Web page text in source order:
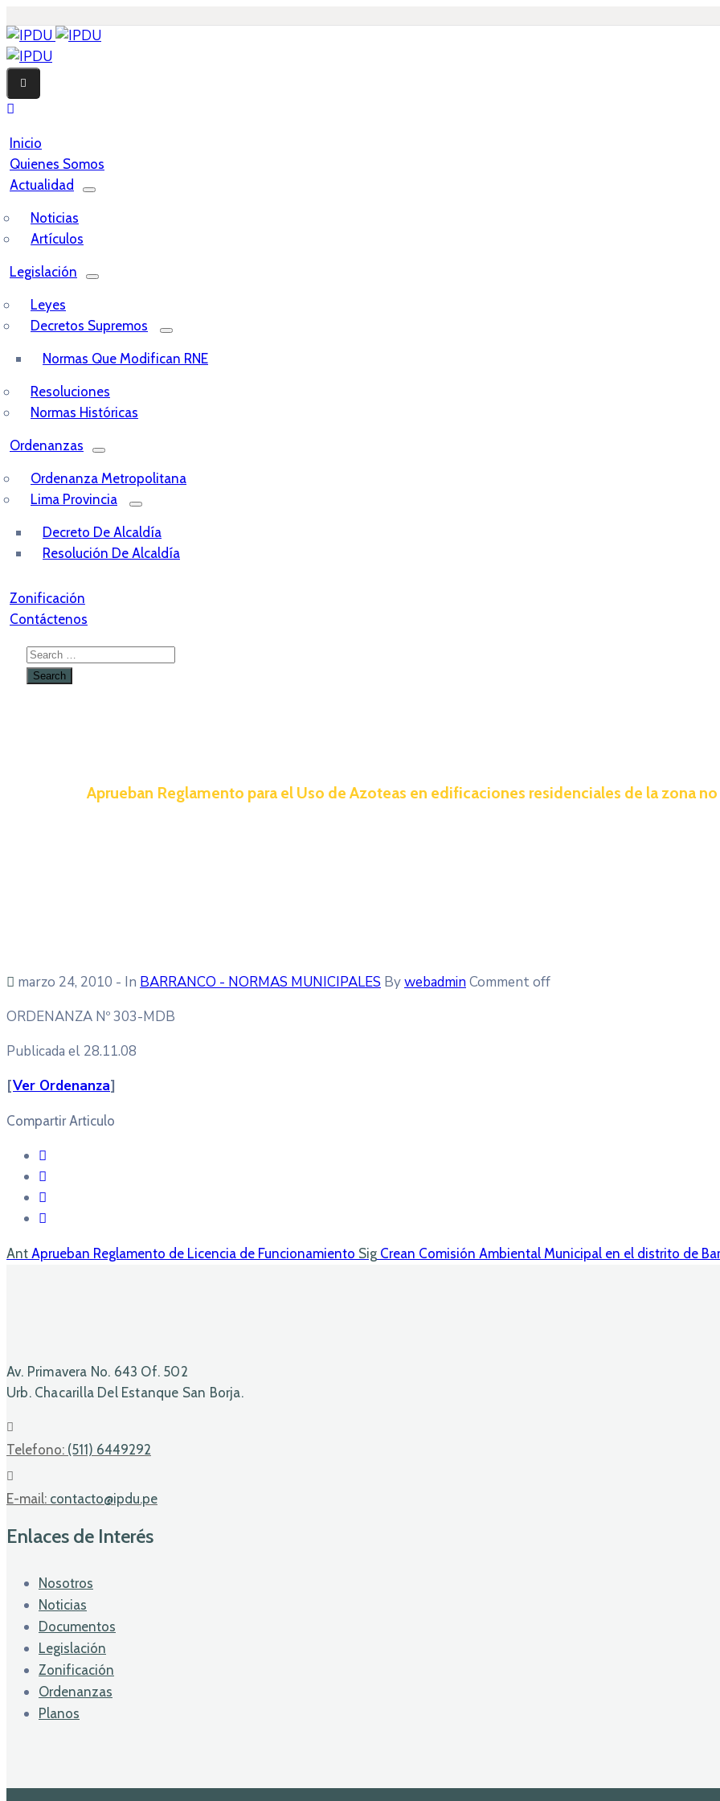
Inicio
Quienes Somos
Actualidad
Noticias
Artículos
Legislación
Leyes
Decretos Supremos
Normas Que Modifican RNE
Resoluciones
Normas Históricas
Ordenanzas
Ordenanza Metropolitana
Lima Provincia
Decreto De Alcaldía
Resolución De Alcaldía
Zonificación
Contáctenos
Aprueban Reglamento para el Uso de Azoteas en edificaciones residenciales de la zona
marzo 24, 2010 - In BARRANCO - NORMAS MUNICIPALES BywebadminComment off
ORDENANZA Nº 303-MDB
Publicada el 28.11.08
[Ver Ordenanza]
Compartir Articulo
Ant Aprueban Reglamento de Licencia de Funcionamiento Sig Crean Comisión Ambiental Municipal en el distrito de
Av. Primavera No. 643 Of. 502
Urb. Chacarilla Del Estanque San Borja.
Telefono: (511) 6449292
E-mail: contacto@ipdu.pe
Enlaces de Interés
Nosotros
Noticias
Documentos
Legislación
Zonificación
Ordenanzas
Planos